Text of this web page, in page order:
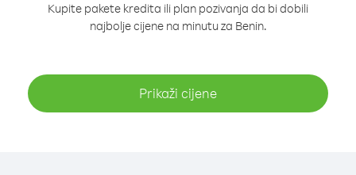
Kupite pakete kredita ili plan pozivanja da bi dobili
najbolje cijene na minutu za Benin.
Prikaži cijene